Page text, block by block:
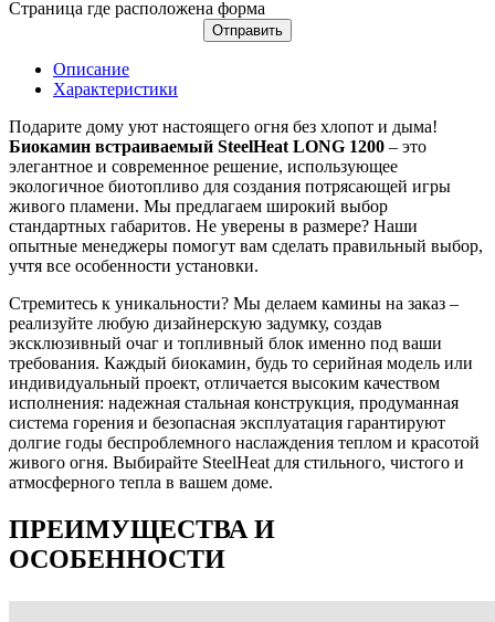
Страница где расположена форма
Отправить
Описание
Характеристики
Подарите дому уют настоящего огня без хлопот и дыма!
Биокамин встраиваемый SteelHeat LONG 1200 – это
элегантное и современное решение, использующее
экологичное биотопливо для создания потрясающей игры
живого пламени. Мы предлагаем широкий выбор
стандартных габаритов. Не уверены в размере? Наши
опытные менеджеры помогут вам сделать правильный выбор,
учтя все особенности установки.
Стремитесь к уникальности? Мы делаем камины на заказ –
реализуйте любую дизайнерскую задумку, создав
эксклюзивный очаг и топливный блок именно под ваши
требования. Каждый биокамин, будь то серийная модель или
индивидуальный проект, отличается высоким качеством
исполнения: надежная стальная конструкция, продуманная
система горения и безопасная эксплуатация гарантируют
долгие годы беспроблемного наслаждения теплом и красотой
живого огня. Выбирайте SteelHeat для стильного, чистого и
атмосферного тепла в вашем доме.
ПРЕИМУЩЕСТВА И
ОСОБЕННОСТИ